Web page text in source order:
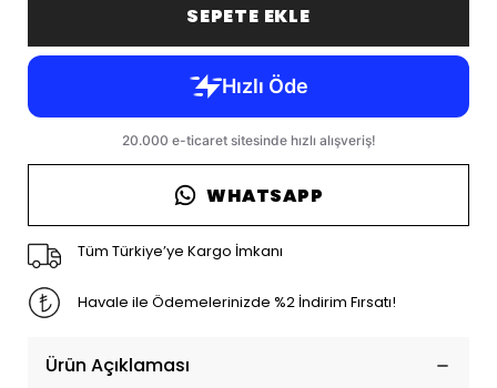
SEPETE EKLE
WHATSAPP
Tüm Türkiye’ye Kargo İmkanı
Havale ile Ödemelerinizde %2 İndirim Fırsatı!
Ürün Açıklaması